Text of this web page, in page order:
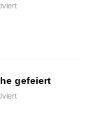
gefeiert